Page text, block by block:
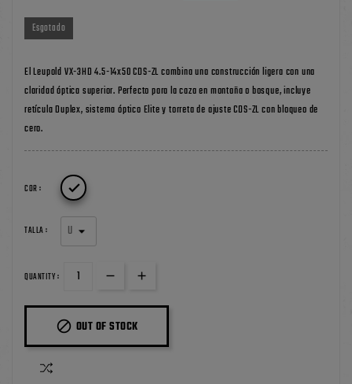
Esgotado
El Leupold VX-3HD 4.5-14x50 CDS-ZL combina una construcción ligera con una
claridad óptica superior. Perfecto para la caza en montaña o bosque, incluye
retícula Duplex, sistema óptico Elite y torreta de ajuste CDS-ZL con bloqueo de
cero.
COR : 
TALLA :
QUANTITY :
 OUT OF STOCK